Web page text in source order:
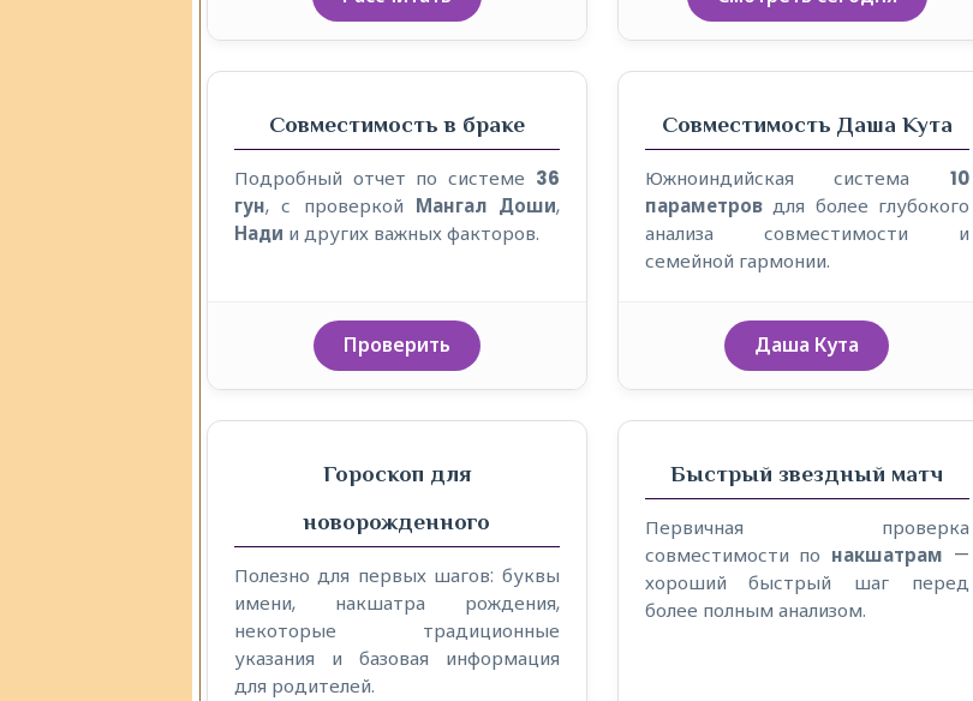
Совместимость в браке
Подробный отчет по системе 36
гун, с проверкой Мангал Доши,
Нади и других важных факторов.
Проверить
Совместимость Даша Кута
Южноиндийская система10
параметровдля более глубокого
анализа совместимости и
семейной гармонии.
Даша Кута
Гороскоп для
новорожденного
Полезно для первых шагов: буквы
имени, накшатра рождения,
некоторые традиционные
указания и базовая информация
для родителей.
Быстрый звездный матч
Первичная проверка
совместимости по накшатрам —
хороший быстрый шаг перед
более полным анализом.